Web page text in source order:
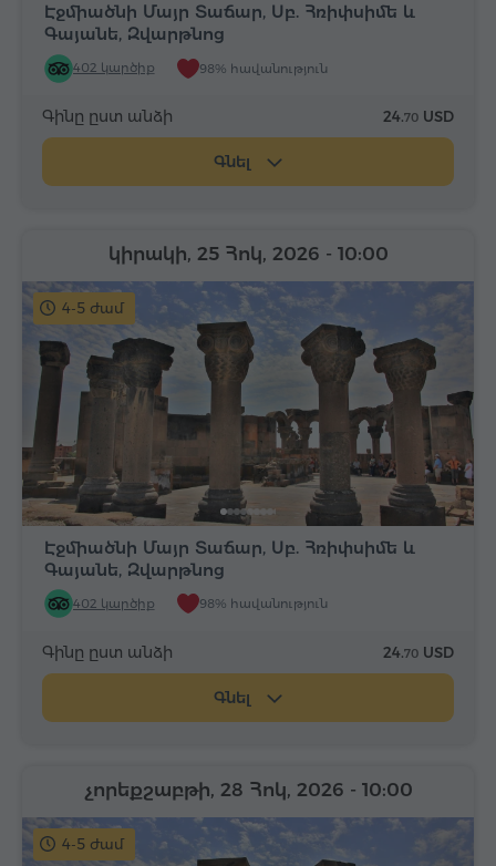
Էջմիածնի Մայր Տաճար, Սբ. Հռիփսիմե և
Գայանե, Զվարթնոց
402 կարծիք 98% հավանություն
Գինը ըստ անձի 24.70 USD
Գնել
4-5 ժամ
Էջմիածնի Մայր Տաճար, Սբ. Հռիփսիմե և
Գայանե, Զվարթնոց
402 կարծիք 98% հավանություն
կիրակի, 25 Հոկ, 2026 - 10:00
Գինը ըստ անձի 24.70 USD
Գնել
4-5 ժամ
չորեքշաբթի, 28 Հոկ, 2026 - 10:00